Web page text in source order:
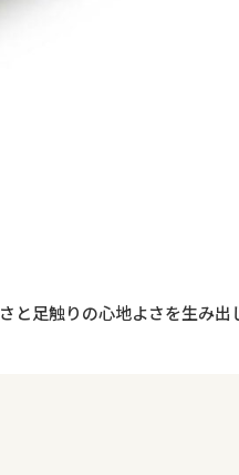
足触りの心地よさを生み出